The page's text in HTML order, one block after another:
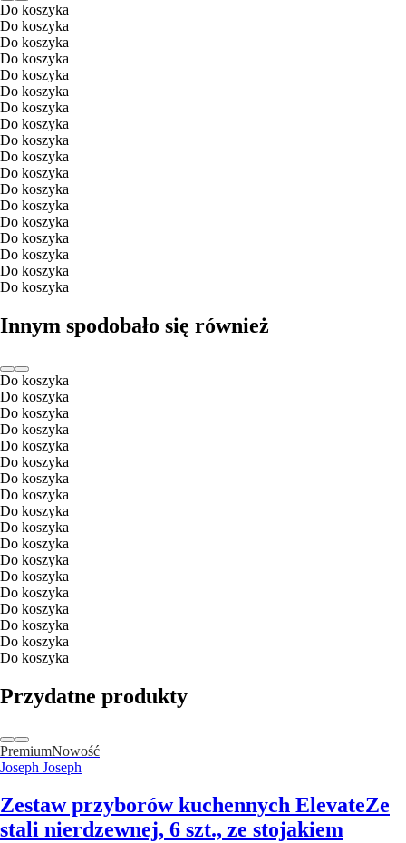
Do koszyka
Do koszyka
Do koszyka
Do koszyka
Do koszyka
Do koszyka
Do koszyka
Do koszyka
Do koszyka
Do koszyka
Do koszyka
Do koszyka
Do koszyka
Do koszyka
Do koszyka
Do koszyka
Do koszyka
Do koszyka
Innym spodobało się również
Do koszyka
Do koszyka
Do koszyka
Do koszyka
Do koszyka
Do koszyka
Do koszyka
Do koszyka
Do koszyka
Do koszyka
Do koszyka
Do koszyka
Do koszyka
Do koszyka
Do koszyka
Do koszyka
Do koszyka
Do koszyka
Przydatne produkty
PremiumNowość
Joseph Joseph
Zestaw przyborów kuchennych ElevateZe
stali nierdzewnej, 6 szt., ze stojakiem